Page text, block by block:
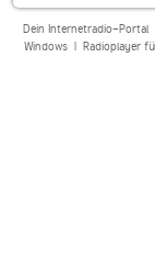
Dein Internetradio-Portal
Windows| Radioplayer